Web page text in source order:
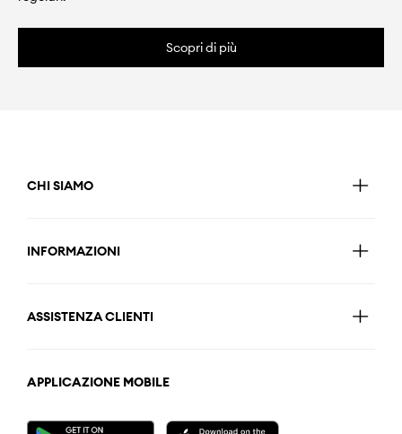
Scopri di più
CHI SIAMO
INFORMAZIONI
ASSISTENZA CLIENTI
APPLICAZIONE MOBILE